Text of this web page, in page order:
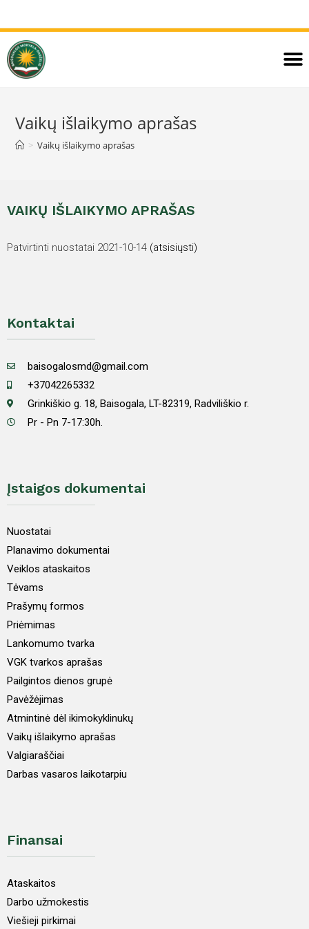
Vaikų išlaikymo aprašas
> Vaikų išlaikymo aprašas
VAIKŲ IŠLAIKYMO APRAŠAS
Patvirtinti nuostatai 2021-10-14 (atsisiųsti)
Kontaktai
baisogalosmd@gmail.com
+37042265332
Grinkiškio g. 18, Baisogala, LT-82319, Radviliškio r.
Pr - Pn 7-17:30h.
Įstaigos dokumentai
Nuostatai
Planavimo dokumentai
Veiklos ataskaitos
Tėvams
Prašymų formos
Priėmimas
Lankomumo tvarka
VGK tvarkos aprašas
Pailgintos dienos grupė
Pavėžėjimas
Atmintinė dėl ikimokyklinukų
Vaikų išlaikymo aprašas
Valgiaraščiai
Darbas vasaros laikotarpiu
Finansai
Ataskaitos
Darbo užmokestis
Viešieji pirkimai